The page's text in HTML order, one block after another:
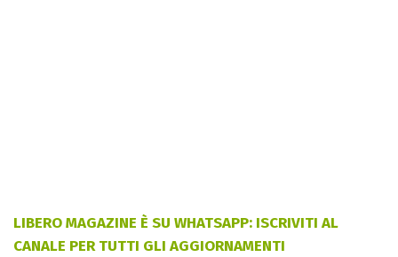
LIBERO MAGAZINE È SU WHATSAPP: ISCRIVITI AL
CANALE PER TUTTI GLI AGGIORNAMENTI